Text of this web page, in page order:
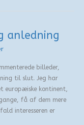
anledning
billeder,
til slut. Jeg har
kontinent,
få af dem mere
interesseren er